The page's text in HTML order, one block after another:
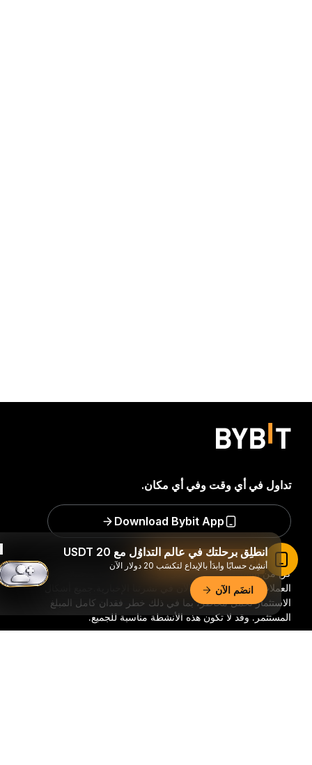
كن من السباقين للحصول على رؤًى بالغة الأهمية وتحليلات لعالم
العملات الرقمية: اشترك الآن في نشرتنا الإخبارية.
الاستثمار تحمل مخاطر، بما في ذلك خطر فقدان كامل المبلغ
المستثمر. وقد لا تكون هذه الأنشطة مناسبة للجميع.
تداول في أي وقت وفي أي مكان.
Download Bybit App
انطلِق برحلتك في عالم التداوُل مع 20 USDT
أنشِئ حسابًا وابدَأ بالإيداع لتكسَب 20 دولار الآن
انضَم الآن
اقرأ المقال في تطبيق Bybit